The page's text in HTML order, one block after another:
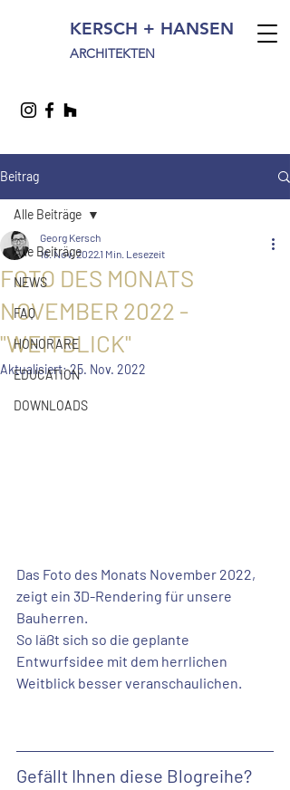
KERSCH + HANSEN
ARCHITEKTEN
Beitrag
Alle Beiträge
NEWS
FAQ
HONORARE
EDUCATION
DOWNLOADS
Alle Beiträge
FOTO DES MONATS
NOVEMBER 2022 -
"WEITBLICK"
Georg Kersch
16. Nov. 20221 Min. Lesezeit
Aktualisiert:25. Nov. 2022
Das Foto des Monats November 2022,
zeigt ein 3D-Rendering für unsere
Bauherren.
So läßt sich so die geplante
Entwurfsidee mit dem herrlichen
Weitblick besser veranschaulichen.
Gefällt Ihnen diese Blogreihe?